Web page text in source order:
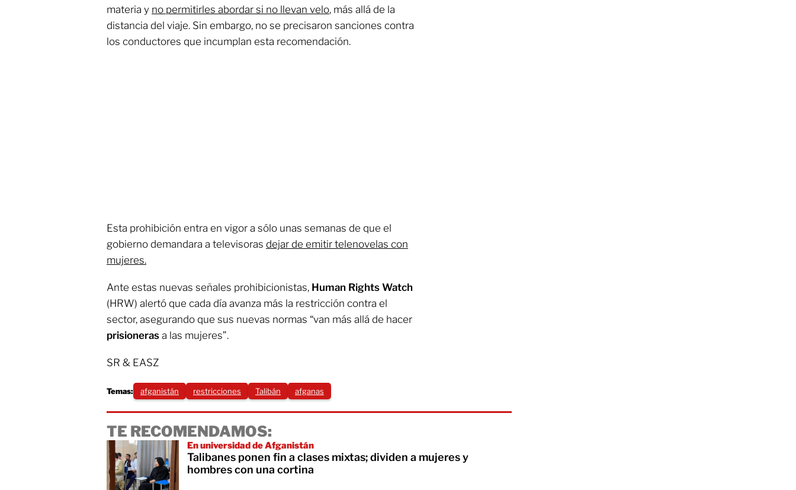
materia y no permitirles abordar si no llevan velo, más allá de la
distancia del viaje. Sin embargo, no se precisaron sanciones contra
los conductores que incumplan esta recomendación.
Esta prohibición entra en vigor a sólo unas semanas de que el
gobierno demandara a televisoras dejar de emitir telenovelas con
mujeres.
Ante estas nuevas señales prohibicionistas, Human Rights Watch
(HRW) alertó que cada día avanza más la restricción contra el
sector, asegurando que sus nuevas normas “van más allá de hacer
prisioneras a las mujeres”.
SR & EASZ
Temas: afganistán restricciones Talibán afganas
TE RECOMENDAMOS:
En universidad de Afganistán
Talibanes ponen fin a clases mixtas; dividen a mujeres y
hombres con una cortina